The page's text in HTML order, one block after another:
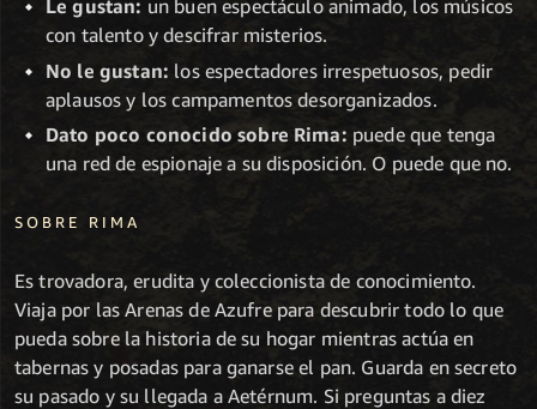
Le gustan: un buen espectáculo animado, los músicos
con talento y descifrar misterios.
No le gustan: los espectadores irrespetuosos, pedir
aplausos y los campamentos desorganizados.
Dato poco conocido sobre Rima: puede que tenga
una red de espionaje a su disposición. O puede que no.
SOBRE RIMA
Es trovadora, erudita y coleccionista de conocimiento.
Viaja por las Arenas de Azufre para descubrir todo lo que
pueda sobre la historia de su hogar mientras actúa en
tabernas y posadas para ganarse el pan. Guarda en secreto
su pasado y su llegada a Aetérnum. Si preguntas a diez